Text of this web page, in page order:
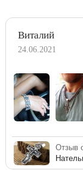
Виталий
24.06.2021
Отзыв